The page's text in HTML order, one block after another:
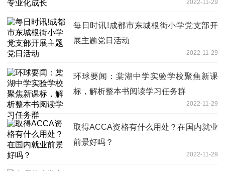
2022-11-29
每日时讯!成都市东城根街小学党支部开
展主题党日活动
2022-11-29
环球要闻：棠湖中学实验学校聚焦新课
标，解析整本书阅读学习任务群
2022-11-29
取得ACCA资格有什么用处？在国内就业
前景好吗？
2022-11-29